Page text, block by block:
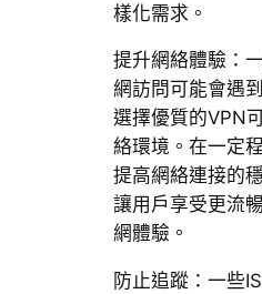
樣化需求。
提升網絡體驗：
網訪問可能會遇
選擇優質的VPN
絡環境。在一定
提高網絡連接的
讓用戶享受更流
網體驗。
防止追蹤：一些